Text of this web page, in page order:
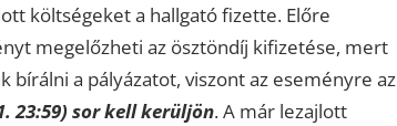
költségeket a hallgató fizette. Előre
megelőzheti az ösztöndíj kifizetése, mert
bírálni a pályázatot, viszont az eseményre az
23:59) sor kell kerüljön. A már lezajlott